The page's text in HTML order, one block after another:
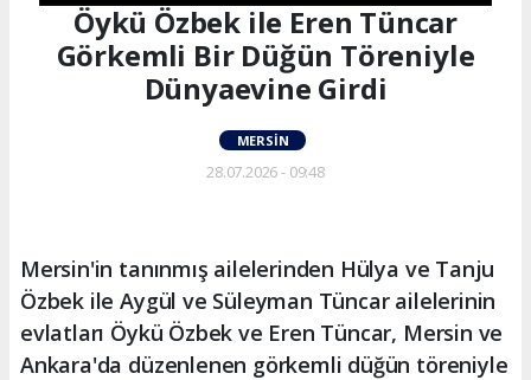
Öykü Özbek ile Eren Tüncar
Görkemli Bir Düğün Töreniyle
Dünyaevine Girdi
MERSIN
28.07.2026 - 09:48
Mersin'in tanınmış ailelerinden Hülya ve Tanju
Özbek ile Aygül ve Süleyman Tüncar ailelerinin
evlatları Öykü Özbek ve Eren Tüncar, Mersin ve
Ankara'da düzenlenen görkemli düğün töreniyle